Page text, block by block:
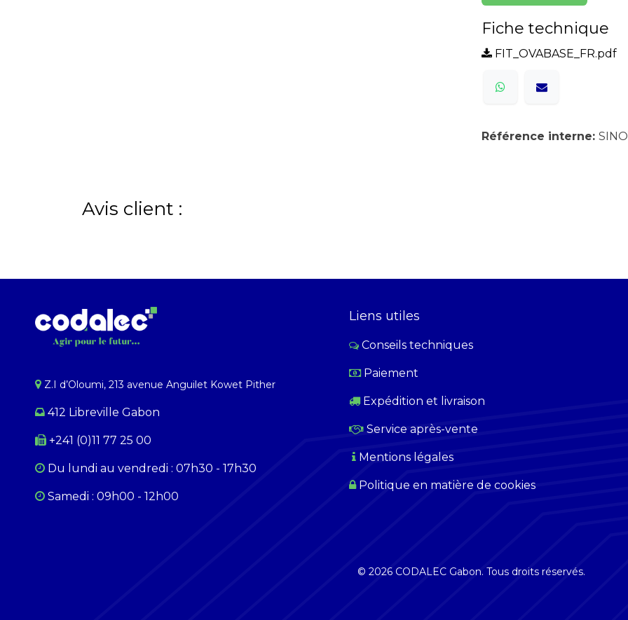
Fiche technique
FIT_OVABASE_FR.pdf
Référence interne:
Avis client :
Z.I d’Oloumi, 213 avenue Anguilet Kowet Pither​
412 Libreville Gabon
+241 (0)11 77 25 00
Du lundi au ​​vendredi : 07h30 - 17h30
Samedi : 09h00 - 12h00
Liens utiles
Conseils techniques
Paiement
Expédition et livraison
Service après-vente
Mentions légales
Politique en matière de cookies
© 2026 CODALEC Gabon. Tous droits réservés.